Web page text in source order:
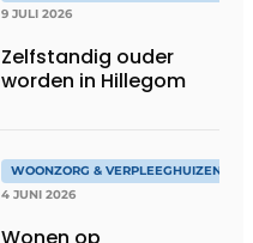
9 JULI 2026
Zelfstandig ouder
worden in Hillegom
WOONZORG & VERPLEEGHUIZEN
4 JUNI 2026